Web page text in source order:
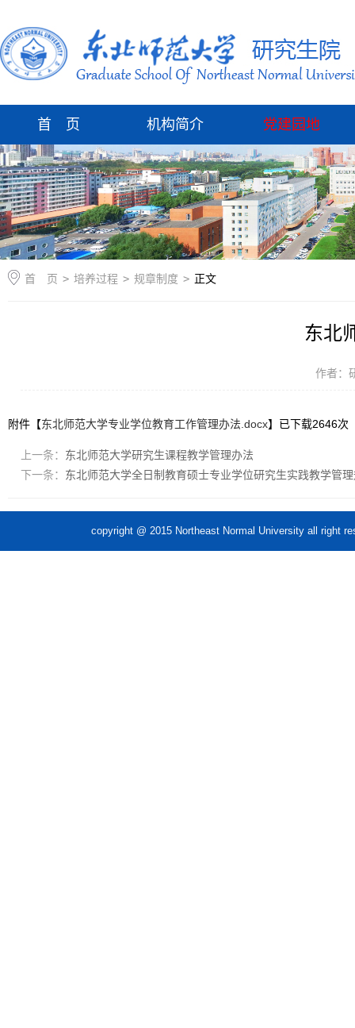
首 页 机构简介 党建园地
首 页 > 培养过程 > 规章制度 > 正文
东北
作者：
附件【东北师范大学专业学位教育工作管理办法.docx】已下载2646次
上一条： 东北师范大学研究生课程教学管理办法
下一条： 东北师范大学全日制教育硕士专业学位研究生实践教学管
copyright @ 2015 Northeast Normal University all